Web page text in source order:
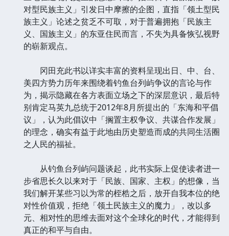
对型民族主义」引发日中摩擦的企图，直指「领土型民
族主义」论述之贫乏不可取，对于普遍拥抱「民族主
义、国族主义」的东亚住民而言，不失为具备恢弘视野
的崭新观点。
冈田充此书以详实丰富的资料呈现出日、中、台、
美四方势力历年来围绕着钓鱼台列屿争议的言论与作
为，揭示隐藏在各方表面立场之下的深层意识，最后特
别肯定马英九总统于2012年8月所提出的「东海和平倡
议」，认为此倡议中「搁置主权争议、共谋合作发展」
的理念，确实有益于此地由历史塑造而成的共同生活圈
之人民的福祉。
从钓鱼台列屿问题谈起，此书实际上促使读者进一
步省思长久以来对于「民族、国家、主权」的想像，当
我们解开某些习以为常的桎梏之后，放开自我本位的绝
对性价值观，拒绝「领土民族主义的魔力」，改以多
元、相对性的思维去面对这个全球化的时代，才能得到
真正的和平与自由。